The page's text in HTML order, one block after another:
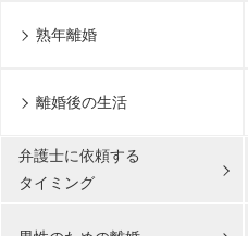
熟年離婚
離婚後の生活
弁護士に依頼する
タイミング